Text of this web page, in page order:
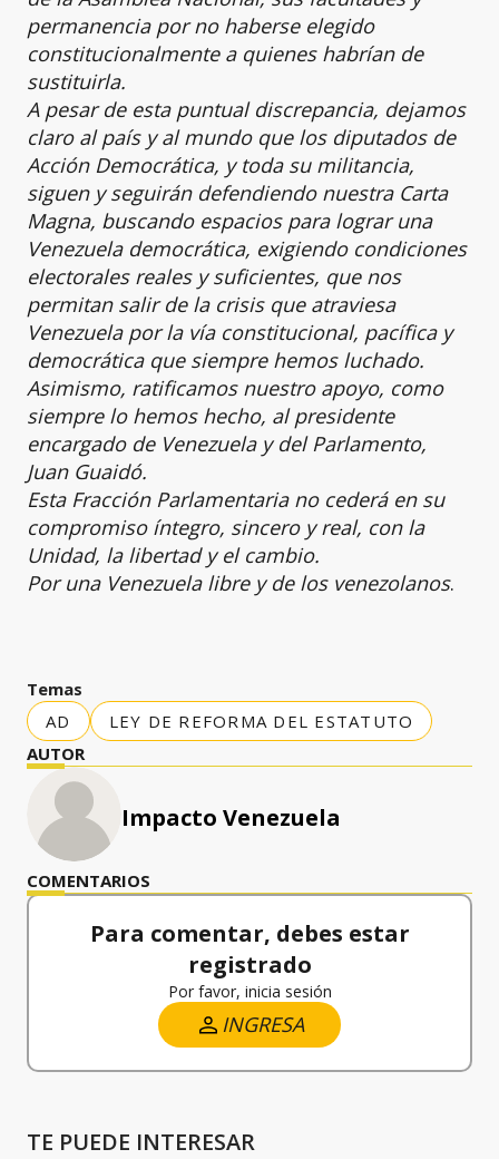
permanencia por no haberse elegido
constitucionalmente a quienes habrían de
sustituirla.
A pesar de esta puntual discrepancia, dejamos
claro al país y al mundo que los diputados de
Acción Democrática, y toda su militancia,
siguen y seguirán defendiendo nuestra Carta
Magna, buscando espacios para lograr una
Venezuela democrática, exigiendo condiciones
electorales reales y suficientes, que nos
permitan salir de la crisis que atraviesa
Venezuela por la vía constitucional, pacífica y
democrática que siempre hemos luchado.
Asimismo, ratificamos nuestro apoyo, como
siempre lo hemos hecho, al presidente
encargado de Venezuela y del Parlamento,
Juan Guaidó.
Esta Fracción Parlamentaria no cederá en su
compromiso íntegro, sincero y real, con la
Unidad, la libertad y el cambio.
Por una Venezuela libre y de los venezolanos.
Temas
AD
LEY DE REFORMA DEL ESTATUTO
AUTOR
Impacto Venezuela
COMENTARIOS
Para comentar, debes estar
registrado
Por favor, inicia sesión
INGRESA
TE PUEDE INTERESAR